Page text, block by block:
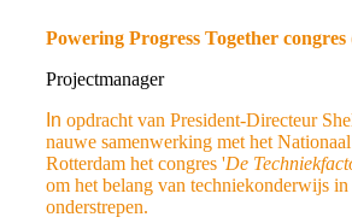
Powering Progress Together congres
Projectmanager
In opdracht van President-Directeur
nauwe samenwerking met het
Rotterdam het congres 'De
om het belang van techniekonderwijs
onderstrepen.